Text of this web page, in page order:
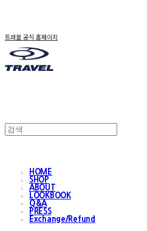
트래블 공식 홈페이지
HOME
SHOP
ABOUT
LOOKBOOK
Q&A
PRESS
Exchange/Refund